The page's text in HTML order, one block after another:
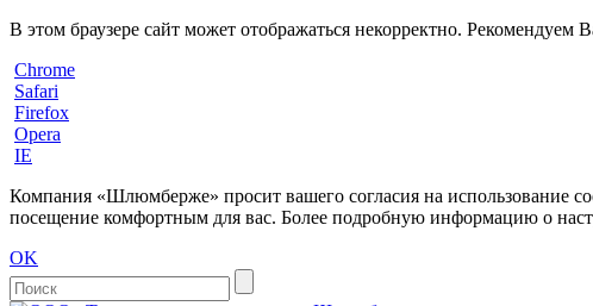
В этом браузере сайт может отображаться некорректно. Рекомендуем
Chrome
Safari
Firefox
Opera
IE
Компания «Шлюмберже» просит вашего согласия на использование
посещение комфортным для вас. Более подробную информацию о
OK